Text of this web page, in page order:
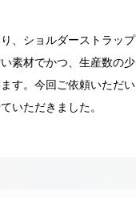
2026.05.18
、ショルダーストラップ
素材でかつ、生産数の少
す。今回ご依頼いただい
いただきました。